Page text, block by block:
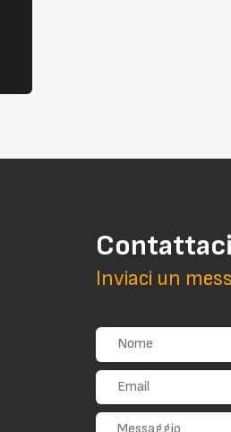
Contattaci
Inviaci un